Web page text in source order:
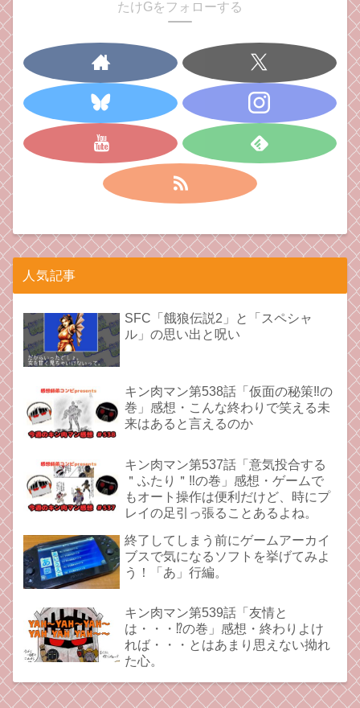
たけGをフォローする
人気記事
SFC「餓狼伝説2」と「スペシャ
ル」の思い出と呪い
キン肉マン第538話「仮面の秘策‼︎の
巻」感想・こんな終わりで笑える未
来はあると言えるのか
キン肉マン第537話「意気投合する
＂ふたり＂‼︎の巻」感想・ゲームで
もオート操作は便利だけど、時にプ
レイの足引っ張ることあるよね。
終了してしまう前にゲームアーカイ
ブスで気になるソフトを挙げてみよ
う！「あ」行編。
キン肉マン第539話「友情と
は・・・⁉︎の巻」感想・終わりよけ
れば・・・とはあまり思えない拗れ
た心。